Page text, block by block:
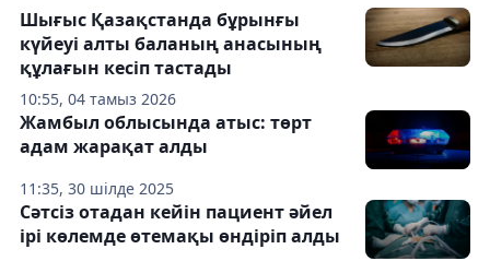
10:55, 04 тамыз 2026
Шығыс Қазақстанда бұрынғы
күйеуі алты баланың анасының
құлағын кесіп тастады
11:35, 30 шілде 2025
Жамбыл облысында атыс: төрт
адам жарақат алды
Сәтсіз отадан кейін пациент әйел
ірі көлемде өтемақы өндіріп алды